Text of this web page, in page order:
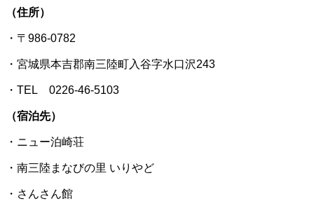
（住所）
・〒986-0782
・宮城県本吉郡南三陸町入谷字水口沢243
・TEL 0226-46-5103
（宿泊先）
・ニュー泊崎荘
・南三陸まなびの里 いりやど
・さんさん館